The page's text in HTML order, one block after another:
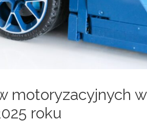
motoryzacyjnych w
roku